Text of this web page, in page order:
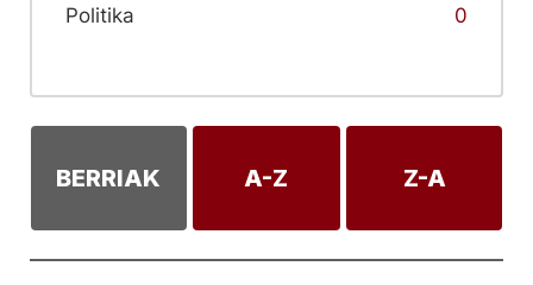
Politika 0
BERRIAK A-Z Z-A